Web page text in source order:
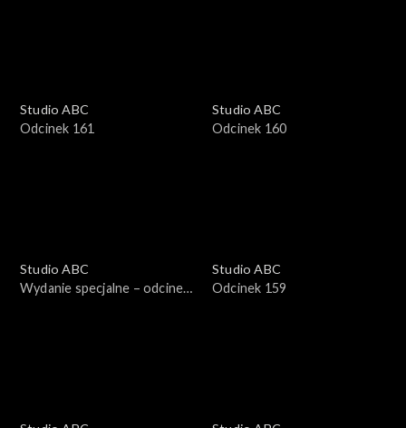
Studio ABC
Odcinek 161
Studio ABC
Odcinek 160
Studio ABC
Wydanie specjalne – odcinek
Studio ABC
Odcinek 159